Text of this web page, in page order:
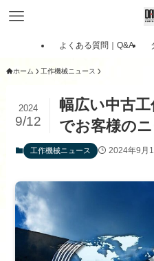
よくある質問｜Q&A
ホーム 工作機械ニュース
幅広い中古
でお客様の
2024
9/12
工作機械ニュース 2024年9月